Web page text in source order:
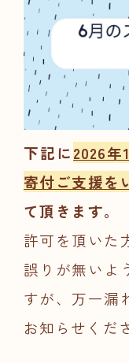
下記に2026年1
寄付ご支援を
て頂きます。
許可を頂いた
誤りが無いよ
すが、万一漏
お知らせくだ